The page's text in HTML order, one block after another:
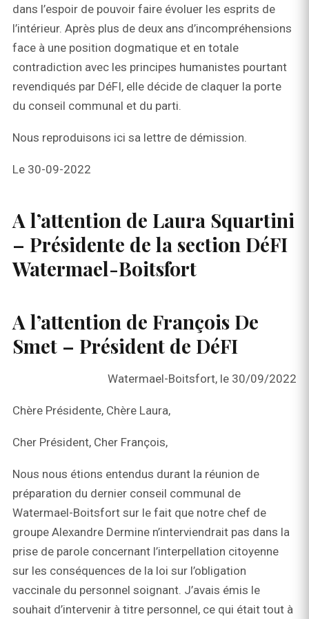
dans l’espoir de pouvoir faire évoluer les esprits de
l’intérieur. Après plus de deux ans d’incompréhensions
face à une position dogmatique et en totale
contradiction avec les principes humanistes pourtant
revendiqués par DéFI, elle décide de claquer la porte
du conseil communal et du parti.
Nous reproduisons ici sa lettre de démission.
Le 30-09-2022
A l’attention de Laura Squartini
– Présidente de la section DéFI
Watermael-Boitsfort
A l’attention de François De
Smet – Président de DéFI
Watermael-Boitsfort, le 30/09/2022
Chère Présidente, Chère Laura,
Cher Président, Cher François,
Nous nous étions entendus durant la réunion de
préparation du dernier conseil communal de
Watermael-Boitsfort sur le fait que notre chef de
groupe Alexandre Dermine n’interviendrait pas dans la
prise de parole concernant l’interpellation citoyenne
sur les conséquences de la loi sur l’obligation
vaccinale du personnel soignant. J’avais émis le
souhait d’intervenir à titre personnel, ce qui était tout à